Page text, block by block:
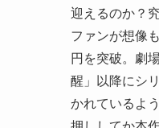
迎えるのか？
ファンが想像
円を突破。劇
醒」以降にシ
かれているよ